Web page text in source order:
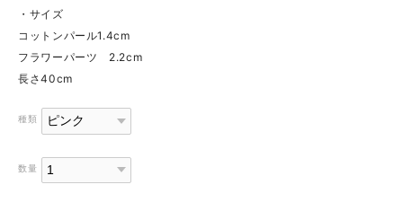
・サイズ
コットンパール1.4cm
フラワーパーツ 2.2cm
長さ40cm
種類
数量